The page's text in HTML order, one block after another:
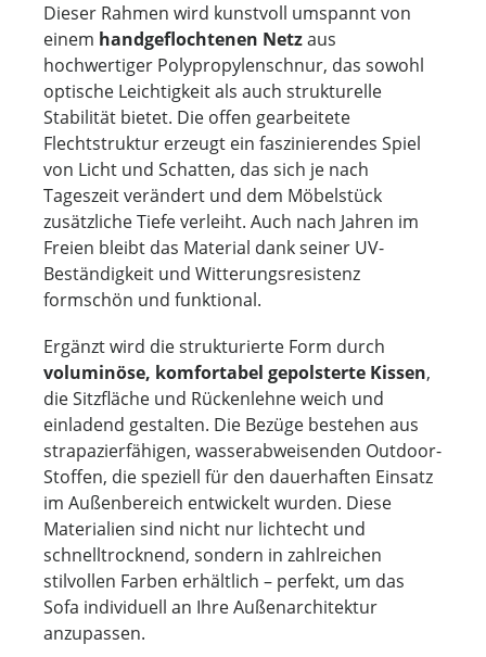
Dieser Rahmen wird kunstvoll umspannt von
einem handgeflochtenen Netzaus
hochwertiger Polypropylenschnur, das sowohl
optische Leichtigkeit als auch strukturelle
Stabilität bietet. Die offen gearbeitete
Flechtstruktur erzeugt ein faszinierendes Spiel
von Licht und Schatten, das sich je nach
Tageszeit verändert und dem Möbelstück
zusätzliche Tiefe verleiht. Auch nach Jahren im
Freien bleibt das Material dank seiner UV-
Beständigkeit und Witterungsresistenz
formschön und funktional.
Ergänzt wird die strukturierte Form durch
voluminöse, komfortabel gepolsterte Kissen,
die Sitzfläche und Rückenlehne weich und
einladend gestalten. Die Bezüge bestehen aus
strapazierfähigen, wasserabweisenden Outdoor-
Stoffen, die speziell für den dauerhaften Einsatz
im Außenbereich entwickelt wurden. Diese
Materialien sind nicht nur lichtecht und
schnelltrocknend, sondern in zahlreichen
stilvollen Farben erhältlich – perfekt, um das
Sofa individuell an Ihre Außenarchitektur
anzupassen.